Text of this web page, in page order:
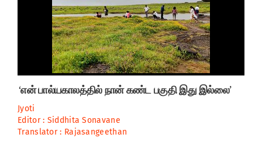
‘என் பால்யகாலத்தில் நான் கண்ட பகுதி இது இல்லை’
Jyoti
Editor : Siddhita Sonavane
Translator : Rajasangeethan